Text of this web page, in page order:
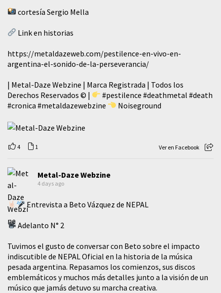
cortesía Sergio Mella
Link en historias
https://metaldazeweb.com/pestilence-en-vivo-en-
argentina-el-sonido-de-la-perseverancia/
| Metal-Daze Webzine | Marca Registrada | Todos los
Derechos Reservados © |
#pestilence #deathmetal #death
#cronica #metaldazewebzine Noiseground
4 1 Ver en Facebook
Metal-Daze Webzine
4 days ago
Entrevista a Beto Vázquez de NEPAL
Adelanto N° 2
Tuvimos el gusto de conversar con Beto sobre el impacto
indiscutible de NEPAL Oficial en la historia de la música
pesada argentina. Repasamos los comienzos, sus discos
emblemáticos y muchos más detalles junto a la visión de un
músico que jamás detuvo su marcha creativa.